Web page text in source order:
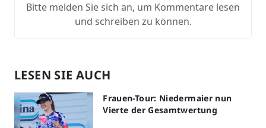
Bitte melden Sie sich an, um Kommentare lesen
und schreiben zu können.
LESEN SIE AUCH
Frauen-Tour: Niedermaier nun
Vierte der Gesamtwertung